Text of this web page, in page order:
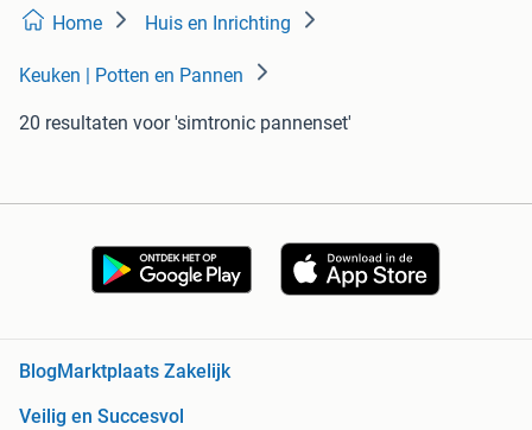
Home Huis en Inrichting
Keuken | Potten en Pannen
20 resultaten voor 'simtronic pannenset'
BlogMarktplaats Zakelijk
Veilig en Succesvol